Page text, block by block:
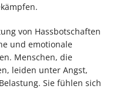
von Hassbotschaften
und emotionale
Menschen, die
leiden unter Angst,
Sie fühlen sich